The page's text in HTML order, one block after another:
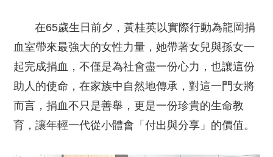
在65歲生日前夕，黃桂英以實際行動為龍岡捐
血室帶來最強大的女性力量，她帶著女兒與孫女一
起完成捐血，不僅是為社會盡一份心力，也讓這份
助人的使命，在家族中自然地傳承，對這一門女將
而言，捐血不只是善舉，更是一份珍貴的生命教
育，讓年輕一代從小體會「付出與分享」的價值。